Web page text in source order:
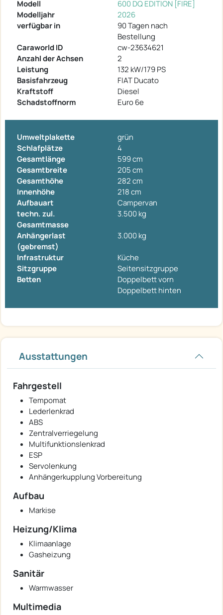
Modell
600 DQ EDITION [FIRE]
Modelljahr
2026
verfügbar in
90 Tagen nach
Bestellung
Caraworld ID
cw-23634621
Anzahl der Achsen
2
Leistung
132 kW/179 PS
Basisfahrzeug
FIAT Ducato
Kraftstoff
Diesel
Schadstoffnorm
Euro 6e
Umweltplakette
grün
Schlafplätze
4
Gesamtlänge
599 cm
Gesamtbreite
205 cm
Gesamthöhe
282 cm
Innenhöhe
218 cm
Aufbauart
Campervan
techn. zul.
Gesamtmasse
3.500 kg
Anhängerlast
(gebremst)
3.000 kg
Infrastruktur
Küche
Sitzgruppe
Seitensitzgruppe
Betten
Doppelbett vorn
Doppelbett hinten
Ausstattungen
Fahrgestell
Tempomat
Lederlenkrad
ABS
Zentralverriegelung
Multifunktionslenkrad
ESP
Servolenkung
Anhängerkupplung Vorbereitung
Aufbau
Markise
Heizung/Klima
Klimaanlage
Gasheizung
Sanitär
Warmwasser
Multimedia